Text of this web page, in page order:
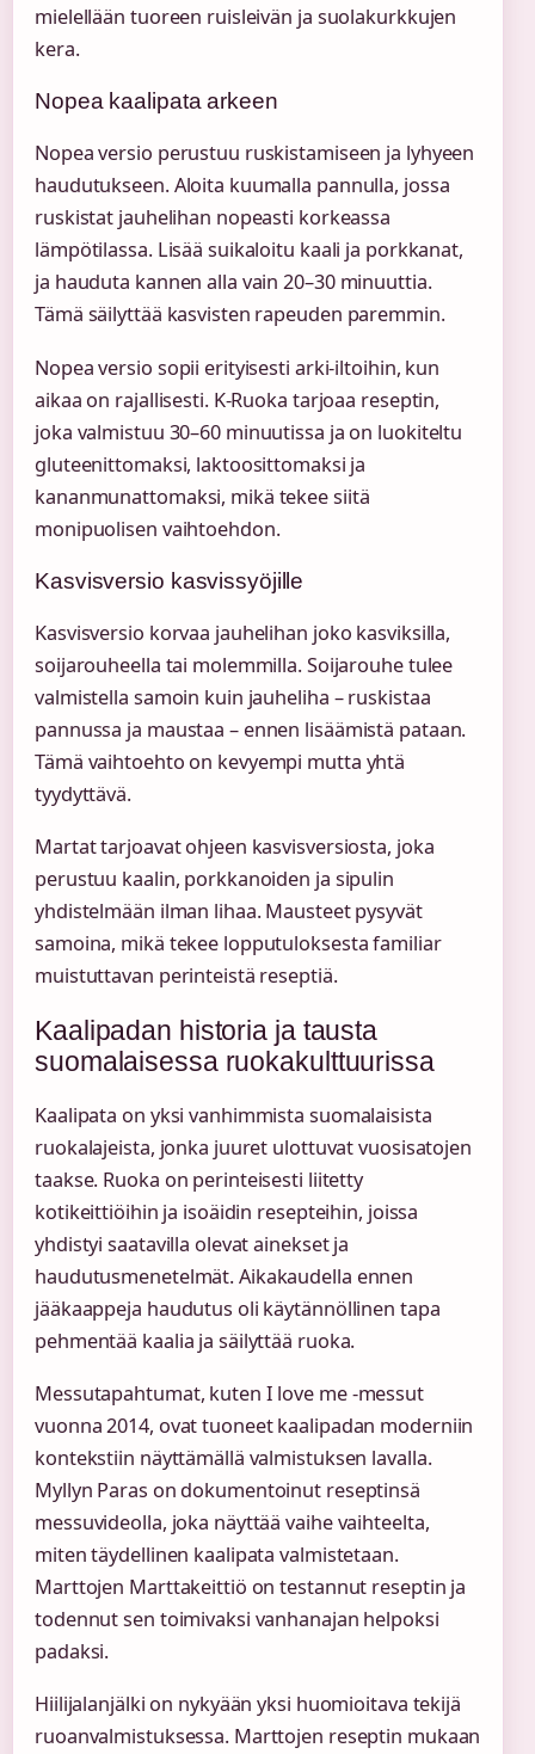
mielellään tuoreen ruisleivän ja suolakurkkujen
kera.
Nopea kaalipata arkeen
Nopea versio perustuu ruskistamiseen ja lyhyeen
haudutukseen. Aloita kuumalla pannulla, jossa
ruskistat jauhelihan nopeasti korkeassa
lämpötilassa. Lisää suikaloitu kaali ja porkkanat,
ja hauduta kannen alla vain 20–30 minuuttia.
Tämä säilyttää kasvisten rapeuden paremmin.
Nopea versio sopii erityisesti arki-iltoihin, kun
aikaa on rajallisesti. K-Ruoka tarjoaa reseptin,
joka valmistuu 30–60 minuutissa ja on luokiteltu
gluteenittomaksi, laktoosittomaksi ja
kananmunattomaksi, mikä tekee siitä
monipuolisen vaihtoehdon.
Kasvisversio kasvissyöjille
Kasvisversio korvaa jauhelihan joko kasviksilla,
soijarouheella tai molemmilla. Soijarouhe tulee
valmistella samoin kuin jauheliha – ruskistaa
pannussa ja maustaa – ennen lisäämistä pataan.
Tämä vaihtoehto on kevyempi mutta yhtä
tyydyttävä.
Martat tarjoavat ohjeen kasvisversiosta, joka
perustuu kaalin, porkkanoiden ja sipulin
yhdistelmään ilman lihaa. Mausteet pysyvät
samoina, mikä tekee lopputuloksesta familiar
muistuttavan perinteistä reseptiä.
Kaalipadan historia ja tausta
suomalaisessa ruokakulttuurissa
Kaalipata on yksi vanhimmista suomalaisista
ruokalajeista, jonka juuret ulottuvat vuosisatojen
taakse. Ruoka on perinteisesti liitetty
kotikeittiöihin ja isoäidin resepteihin, joissa
yhdistyi saatavilla olevat ainekset ja
haudutusmenetelmät. Aikakaudella ennen
jääkaappeja haudutus oli käytännöllinen tapa
pehmentää kaalia ja säilyttää ruoka.
Messutapahtumat, kuten I love me -messut
vuonna 2014, ovat tuoneet kaalipadan moderniin
kontekstiin näyttämällä valmistuksen lavalla.
Myllyn Paras on dokumentoinut reseptinsä
messuvideolla, joka näyttää vaihe vaihteelta,
miten täydellinen kaalipata valmistetaan.
Marttojen Marttakeittiö on testannut reseptin ja
todennut sen toimivaksi vanhanajan helpoksi
padaksi.
Hiilijalanjälki on nykyään yksi huomioitava tekijä
ruoanvalmistuksessa. Marttojen reseptin mukaan